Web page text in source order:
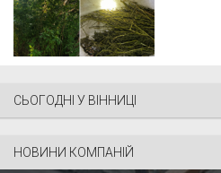
СЬОГОДНІ У ВІННИЦІ
НОВИНИ КОМПАНІЙ